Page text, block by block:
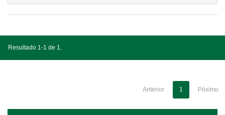
Resultado 1-1 de 1.
Anterior 1 Póximo